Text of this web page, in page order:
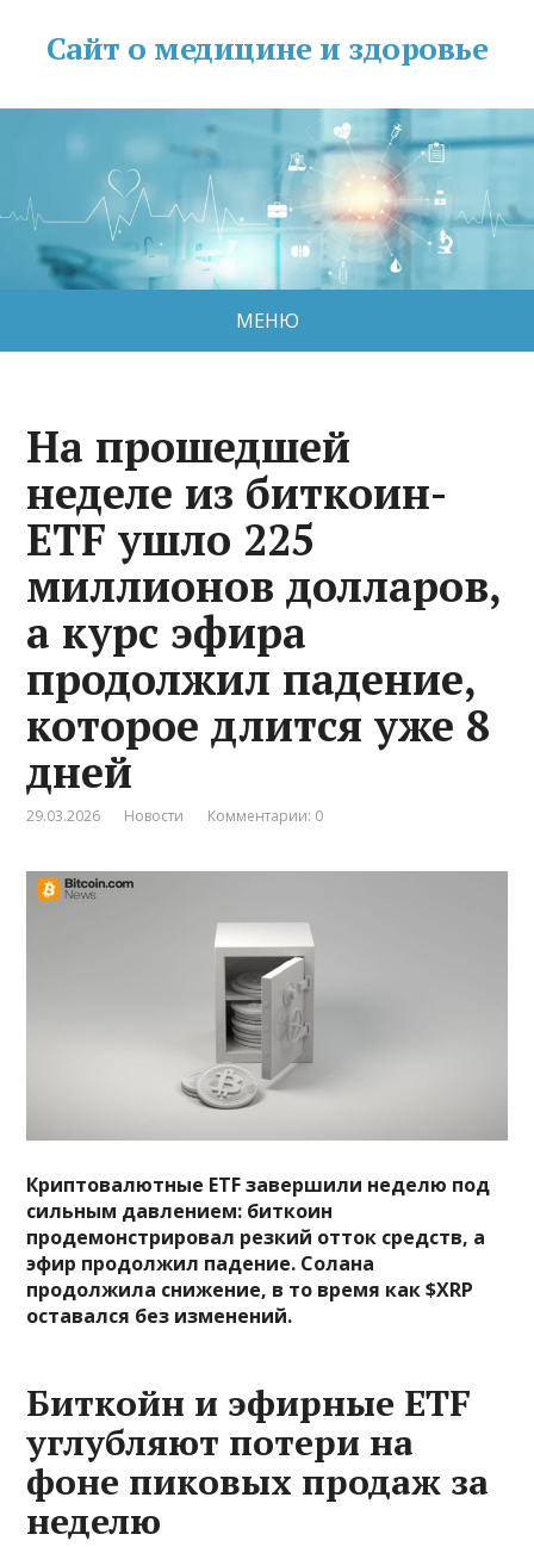
Сайт о медицине и здоровье
МЕНЮ
На прошедшей
неделе из биткоин-
ETF ушло 225
миллионов долларов,
а курс эфира
продолжил падение,
которое длится уже 8
дней
29.03.2026 Новости Комментарии: 0
Криптовалютные ETF завершили неделю под
сильным давлением: биткоин
продемонстрировал резкий отток средств, а
эфир продолжил падение. Солана
продолжила снижение, в то время как $XRP
оставался без изменений.
Биткойн и эфирные ETF
углубляют потери на
фоне пиковых продаж за
неделю